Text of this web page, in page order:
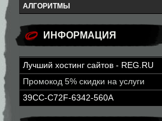
АЛГОРИТМЫ
ИНФОРМАЦИЯ
Лучший хостинг сайтов - REG.RU
Промокод 5% скидки на услуги
39CC-C72F-6342-560A